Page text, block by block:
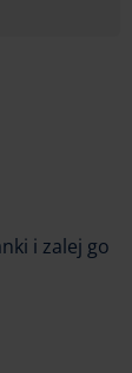
i zalej go